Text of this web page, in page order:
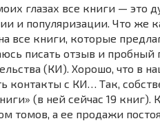
глазах все книги — это
и популяризации. Что же
все книги, которые
писать отзыв и
(КИ). Хорошо, что в
контакты с КИ… Так,
(в ней сейчас 19 книг).
томов, а ее продажи